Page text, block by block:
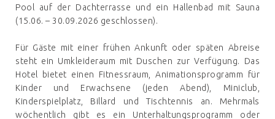
Pool auf der Dachterrasse und ein Hallenbad mit Sauna
(15.06. – 30.09.2026 geschlossen).
Für Gäste mit einer frühen Ankunft oder späten Abreise
steht ein Umkleideraum mit Duschen zur Verfügung. Das
Hotel bietet einen Fitnessraum, Animationsprogramm für
Kinder und Erwachsene (jeden Abend), Miniclub,
Kinderspielplatz, Billard und Tischtennis an. Mehrmals
wöchentlich gibt es ein Unterhaltungsprogramm oder